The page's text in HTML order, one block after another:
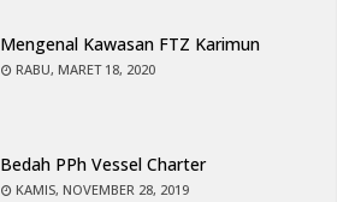
Mengenal Kawasan FTZ Karimun
RABU, MARET 18, 2020
Bedah PPh Vessel Charter
KAMIS, NOVEMBER 28, 2019